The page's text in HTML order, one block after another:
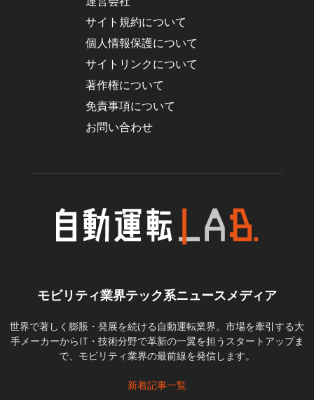
サイト規約について
個人情報保護について
サイトリンクについて
著作権について
免責事項について
お問い合わせ
モビリティ業界テック系ニュースメディア
世界で著しく膨脹・発展を続ける自動運転業界。市場を牽引する大
手メーカーからIT・技術分野で革新の一翼を担うスタートアップま
で、モビリティ業界の最前線を発信します。
新着記事一覧